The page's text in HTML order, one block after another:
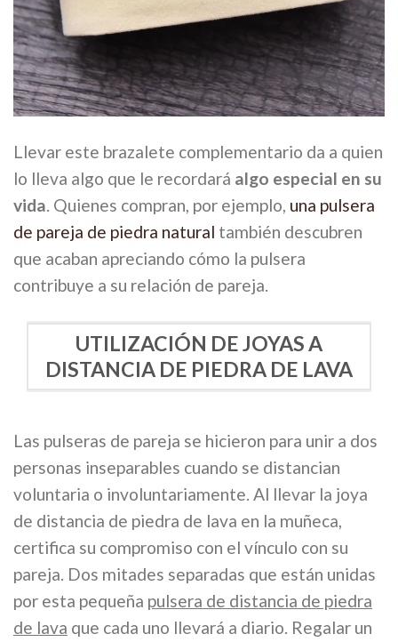
Llevar este brazalete complementario da a quien
lo lleva algo que le recordará algo especial en su
vida. Quienes compran, por ejemplo, una pulsera
de pareja de piedra natural también descubren
que acaban apreciando cómo la pulsera
contribuye a su relación de pareja.
UTILIZACIÓN DE JOYAS A
DISTANCIA DE PIEDRA DE LAVA
Las pulseras de pareja se hicieron para unir a dos
personas inseparables cuando se distancian
voluntaria o involuntariamente. Al llevar la joya
de distancia de piedra de lava en la muñeca,
certifica su compromiso con el vínculo con su
pareja. Dos mitades separadas que están unidas
por esta pequeña pulsera de distancia de piedra
de lava que cada uno llevará a diario. Regalar un